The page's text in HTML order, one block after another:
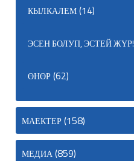
КЫЛКАЛЕМ(14)
ЭСЕН БОЛУП, ЭСТЕЙ ЖҮР!
ӨНӨР(62)
МАЕКТЕР(158)
МЕДИА(859)